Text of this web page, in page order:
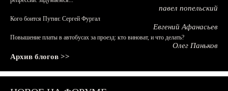
павел попельский
Кого боится Путин: Сергей Фургал
Евгений Афанасьев
Повышение платы в автобусах за проезд: кто виноват, и что делать?
Олег Паньков
Архив блогов >>